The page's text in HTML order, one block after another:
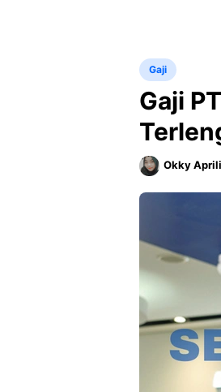
Gaji
Gaji
Okky